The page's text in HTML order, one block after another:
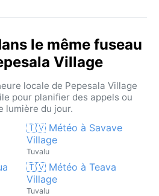
le même fuseau
Village
locale de Pepesala Village
pour planifier des appels ou
lumière du jour.
🇹🇻 Météo à Savave
Village
Tuvalu
🇹🇻 Météo à Teava
Village
Tuvalu